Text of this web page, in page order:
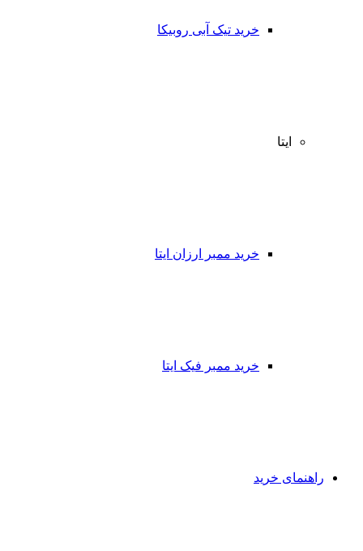
خرید تیک آبی روبیکا
ایتا
خرید ممبر ارزان ایتا
خرید ممبر فیک ایتا
راهنمای خرید